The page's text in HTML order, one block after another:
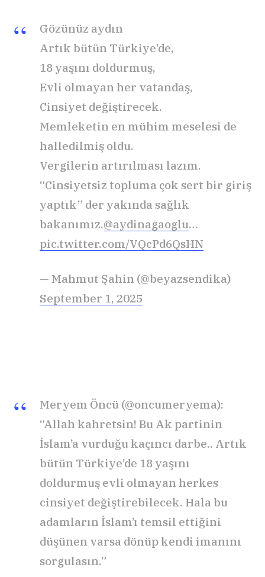
Gözünüz aydın
Artık bütün Türkiye’de,
18 yaşını doldurmuş,
Evli olmayan her vatandaş,
Cinsiyet değiştirecek.
Memleketin en mühim meselesi de
halledilmiş oldu.
Vergilerin artırılması lazım.
“Cinsiyetsiz topluma çok sert bir giriş
yaptık” der yakında sağlık
bakanımız.@aydinagaoglu…
pic.twitter.com/VQcPd6QsHN
— Mahmut Şahin (@beyazsendika)
September 1, 2025
Meryem Öncü (@oncumeryema):
“Allah kahretsin! Bu Ak partinin
İslam’a vurduğu kaçıncı darbe.. Artık
bütün Türkiye’de 18 yaşını
doldurmuş evli olmayan herkes
cinsiyet değiştirebilecek. Hala bu
adamların İslam’ı temsil ettiğini
düşünen varsa dönüp kendi imanını
sorgulasın.”